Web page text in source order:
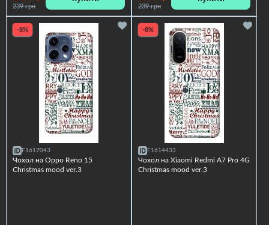
239 грн 239 грн
-8%
F1617043
Чохол на Oppo Reno 15
Christmas mood ver.3
-8%
F1614433
Чохол на Xiaomi Redmi A7 Pro 4G
Christmas mood ver.3